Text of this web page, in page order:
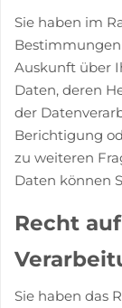
Sie haben im
Auskunft über
Daten, deren
der
Berichtigung
zu weiteren
Daten können
Recht
Sie haben das